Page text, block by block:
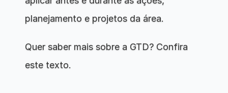
planejamento e projetos da área.
Quer saber mais sobre a GTD? Confira
este texto.